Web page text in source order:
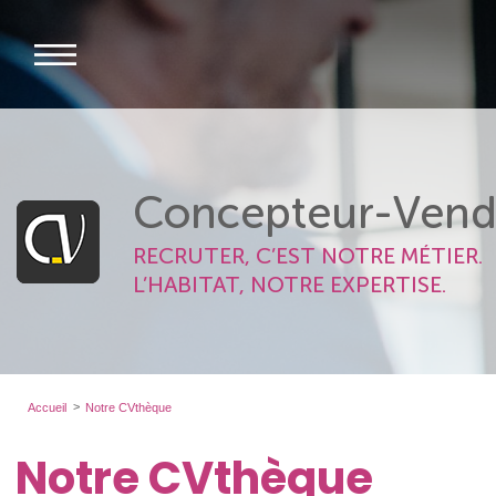
Concepteur-
RECRUTER, C’EST NOTRE MÉTIER.
L’HABITAT, NOTRE EXPERTISE.
Accueil Notre CVthèque
Notre CVthèque